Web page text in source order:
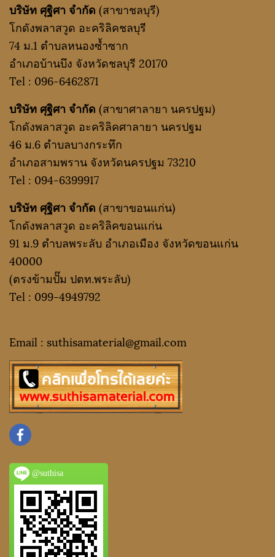
บริษัท ศุฐิศา จำกัด (สาขาชลบุรี)
โกดังพลาสวูด อะคริลิคชลบุรี
74 ม.1 ตำบลหนองซ้ำซาก
อำเภอบ้านบึง จังหวัดชลบุรี 20170
Tel : 096-6462871
บริษัท ศุฐิศา จำกัด (สาขาศาลายา นครปฐม)
โกดังพลาสวูด อะคริลิคศาลายา นครปฐม
46 ม.6 ตำบลบางกระทึก
อำเภอสามพราน จังหวัดนครปฐม 73210
Tel : 094-6399917
บริษัท ศุฐิศา จำกัด (สาขาขอนแก่น)
โกดังพลาสวูด อะคริลิคขอนแก่น
91 ม.9 ตำบลพระลับ อำเภอเมือง จังหวัดขอนแก่น
40000
(ตรงข้ามปั๊ม ปตท.พระลับ)
Tel : 099-4949792
Email : suthisamaterial@gmail.com
@suthisa